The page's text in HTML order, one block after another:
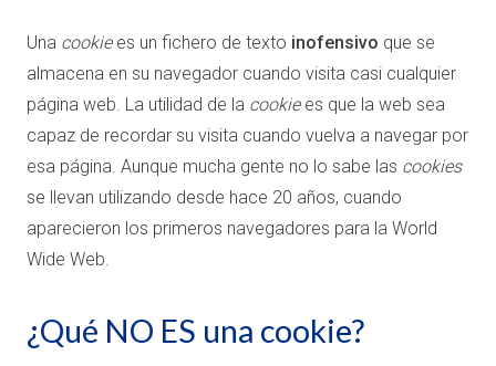
Una cookiees un fichero de texto inofensivo que se
almacena en su navegador cuando visita casi cualquier
página web. La utilidad de la cookiees que la web sea
capaz de recordar su visita cuando vuelva a navegar por
esa página. Aunque mucha gente no lo sabe las cookies
se llevan utilizando desde hace 20 años, cuando
aparecieron los primeros navegadores para la World
Wide Web.
¿Qué NO ES una cookie?